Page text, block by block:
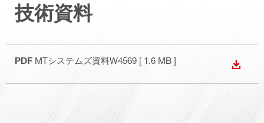
技術資料
PDF MTシステムズ資料W4569 [ 1.6 MB ]
ダウン